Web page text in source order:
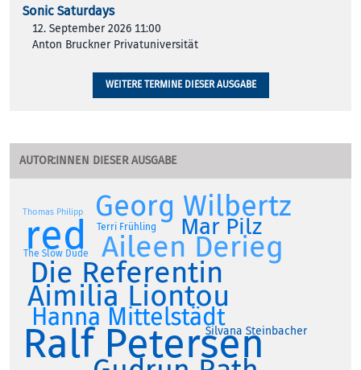
Sonic Saturdays
12. September 2026 11:00
Anton Bruckner Privatuniversität
WEITERE TERMINE DIESER AUSGABE
AUTOR:INNEN DIESER AUSGABE
Ralf Petersen
red Aileen Derieg
Aimilia Liontou
Die Referentin
Georg Wilbertz
Hanna Mittelstädt
Mar Pilz
Silvana Steinbacher
Terri Frühling
The Slow Dude
Thomas Philipp